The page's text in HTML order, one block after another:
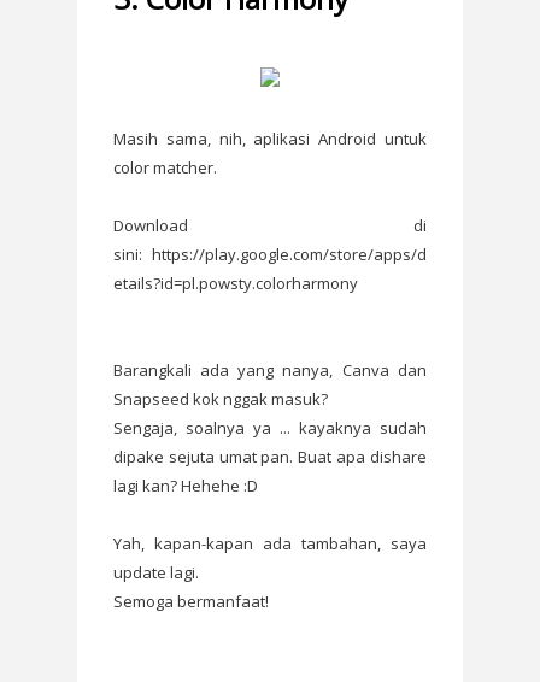
Masih sama, nih, aplikasi Android untuk
color matcher.
Download di
sini: https://play.google.com/store/apps/d
etails?id=pl.powsty.colorharmony
Barangkali ada yang nanya, Canva dan
Snapseed kok nggak masuk?
Sengaja, soalnya ya ... kayaknya sudah
dipake sejuta umat pan. Buat apa dishare
lagi kan? Hehehe :D
Yah, kapan-kapan ada tambahan, saya
update lagi.
Semoga bermanfaat!